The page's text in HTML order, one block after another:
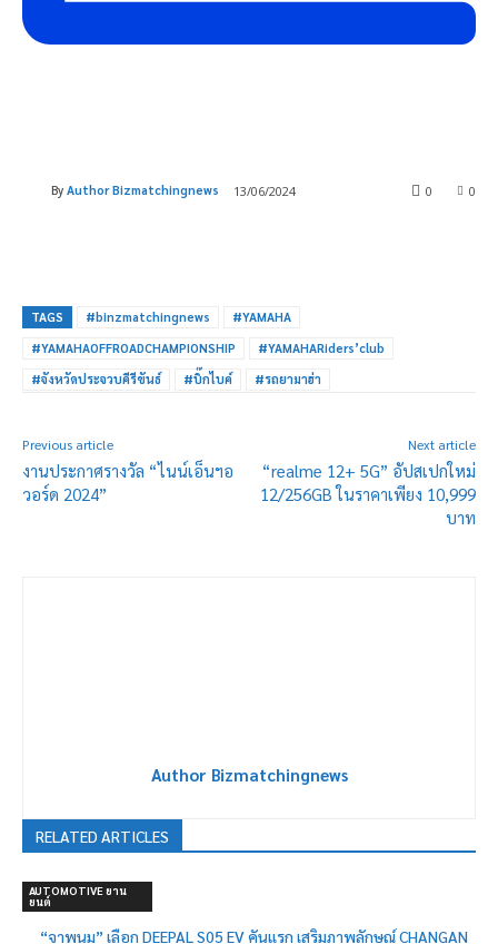
By Author Bizmatchingnews 13/06/2024 0
0
TAGS #binzmatchingnews
#YAMAHA
#YAMAHAOFFROADCHAMPIONSHIP
#YAMAHARiders’club
#จังหวัดประจวบคีรีขันธ์
#บิ๊กไบค์ #รถยามาฮ่า
Previous article
งานประกาศรางวัล “ไนน์เอ็นฯอ
วอร์ด 2024”
Next article
“realme 12+ 5G” อัปสเปกใหม่
12/256GB ในราคาเพียง 10,999
บาท
Author Bizmatchingnews
RELATED ARTICLES
AUTOMOTIVE ยาน
ยนต์
“จาพนม” เลือก DEEPAL S05 EV คันแรก เสริมภาพลักษณ์ CHANGAN